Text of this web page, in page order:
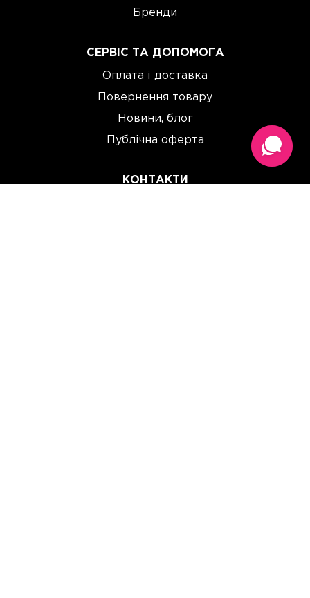
Бренди
СЕРВІС ТА ДОПОМОГА
Оплата і доставка
Повернення товару
Новини, блог
Публічна оферта
КОНТАКТИ